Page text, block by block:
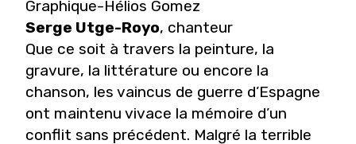
Graphique-Hélios Gomez
Serge Utge-Royo, chanteur
Que ce soit à travers la peinture, la
gravure, la littérature ou encore la
chanson, les vaincus de guerre d’Espagne
ont maintenu vivace la mémoire d’un
conflit sans précédent. Malgré la terrible